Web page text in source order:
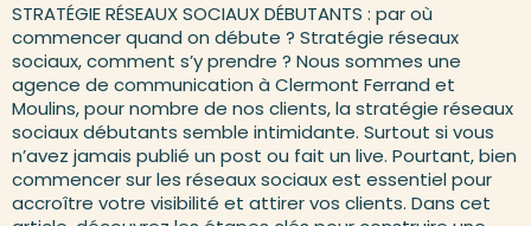
STRATÉGIE RÉSEAUX SOCIAUX DÉBUTANTS : par où
commencer quand on débute ? Stratégie réseaux
sociaux, comment s’y prendre ? Nous sommes une
agence de communication à Clermont Ferrand et
Moulins, pour nombre de nos clients, la stratégie réseaux
sociaux débutants semble intimidante. Surtout si vous
n’avez jamais publié un post ou fait un live. Pourtant, bien
commencer sur les réseaux sociaux est essentiel pour
accroître votre visibilité et attirer vos clients. Dans cet